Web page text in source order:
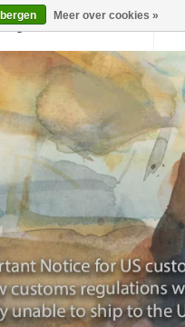
naar krollermuller.nl
Meer over cookies »